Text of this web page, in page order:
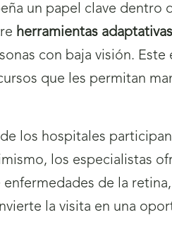
un papel clave dentro
herramientas
con baja visión.
que les permitan
de los hospitales
los especialistas
de la
la visita en una